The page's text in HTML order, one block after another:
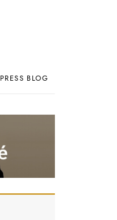
PRESS BLOG